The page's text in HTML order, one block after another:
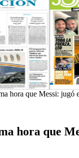
hora que Messi: jugó
hora que